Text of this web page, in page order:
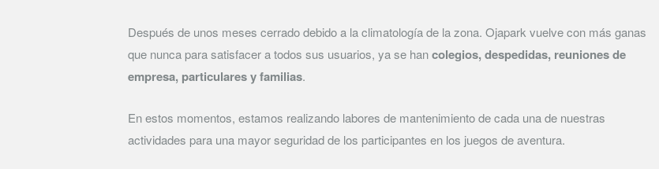
Después de unos meses cerrado debido a la climatología de la zona. Ojapark vuelve con más ganas
que nunca para satisfacer a todos sus usuarios, ya se hancolegios, despedidas, reuniones de
empresa, particulares y familias.
En estos momentos, estamos realizando labores de mantenimiento de cada una de nuestras
actividades para una mayor seguridad de los participantes en los juegos de aventura.